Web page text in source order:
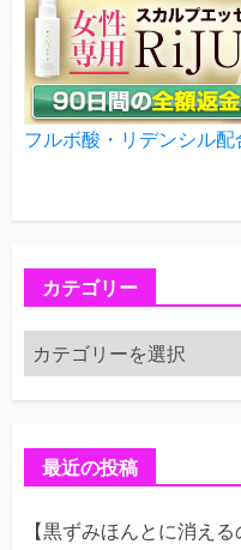
フルボ酸・リデンシル配
カテゴリー
カ
テ
ゴ
最近の投稿
【黒ずみほんとに消え